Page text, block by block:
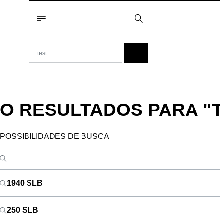
O RESULTADOS PARA
POSSIBILIDADES DE BUSCA
1940 SLB
250 SLB